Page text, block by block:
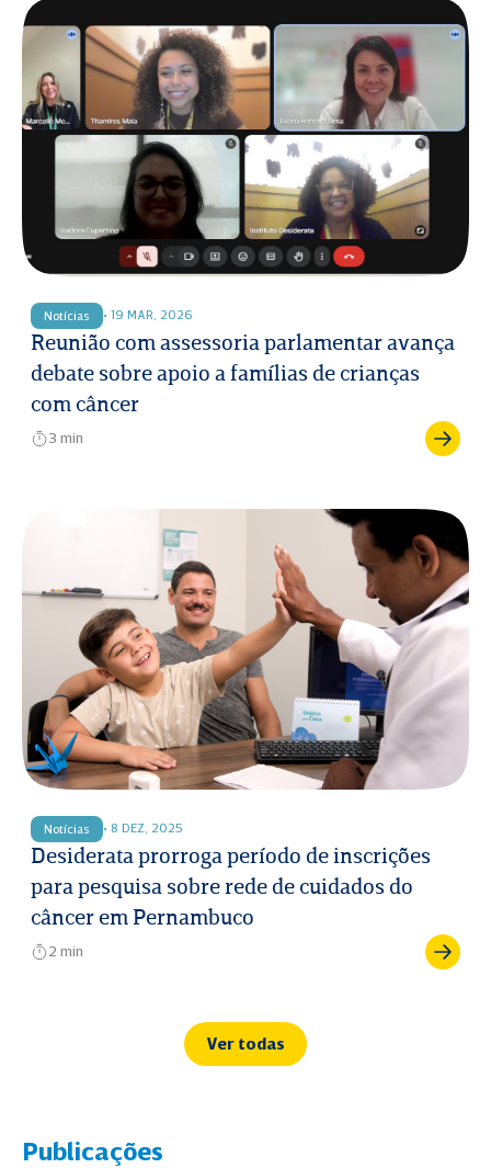
Notícias • 19 MAR, 2026
Reunião com assessoria parlamentar avança
debate sobre apoio a famílias de crianças
com câncer
3 min
Notícias • 8 DEZ, 2025
Desiderata prorroga período de inscrições
para pesquisa sobre rede de cuidados do
câncer em Pernambuco
2 min
Ver todas
Publicações